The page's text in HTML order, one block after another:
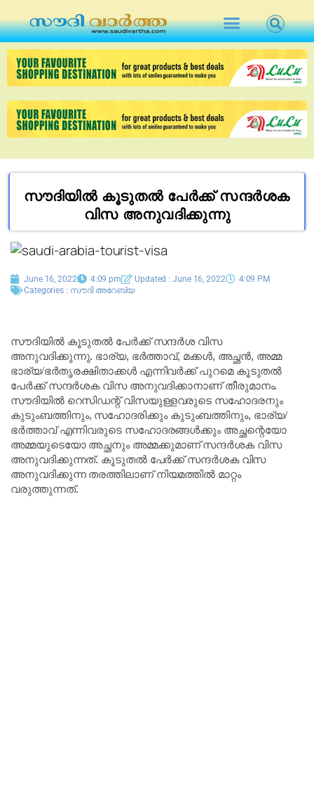
സൗദിയിൽ കൂടുതൽ പേർക്ക് സന്ദർശക
വിസ അനുവദിക്കുന്നു
June 16, 2022 4:09 pm Updated : June 16, 2022
4:09 PM
Categories : സൗദി അറേബ്യ
സൗദിയിൽ കൂടുതൽ പേർക്ക് സന്ദർശ വിസ
അനുവദിക്കുന്നു. ഭാര്യ, ഭർത്താവ്, മക്കൾ, അച്ഛൻ, അമ്മ
ഭാര്യ/ഭർതൃരക്ഷിതാക്കൾ എന്നിവർക്ക് പുറമെ കൂടുതൽ
പേർക്ക് സന്ദർശക വിസ അനുവദിക്കാനാണ് തീരുമാനം.
സൗദിയിൽ റെസിഡന്റ് വിസയുള്ളവരുടെ സഹോദരനും
കുടുംബത്തിനും, സഹോദരിക്കും കുടുംബത്തിനും, ഭാര്യ/
ഭർത്താവ് എന്നിവരുടെ സഹോദരങ്ങൾക്കും അച്ഛന്റെയോ
അമ്മയുടെയോ അച്ഛനും അമ്മക്കുമാണ് സന്ദർശക വിസ
അനുവദിക്കുന്നത്. കൂടുതൽ പേർക്ക് സന്ദർശക വിസ
അനുവദിക്കുന്ന തരത്തിലാണ് നിയമത്തിൽ മാറ്റം
വരുത്തുന്നത്.